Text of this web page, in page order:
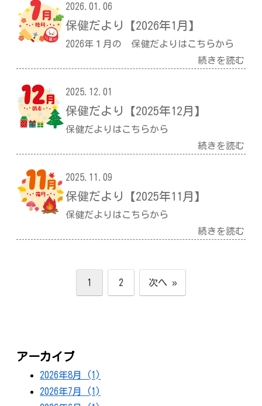
2026.01.06
保健だより【2026年1月】
2026年１月の 保健だよりはこちらから
続きを読む
2025.12.01
保健だより【2025年12月】
保健だよりはこちらから
続きを読む
2025.11.09
保健だより【2025年11月】
保健だよりはこちらから
続きを読む
1 2 次へ »
アーカイブ
2026年8月 (1)
2026年7月 (1)